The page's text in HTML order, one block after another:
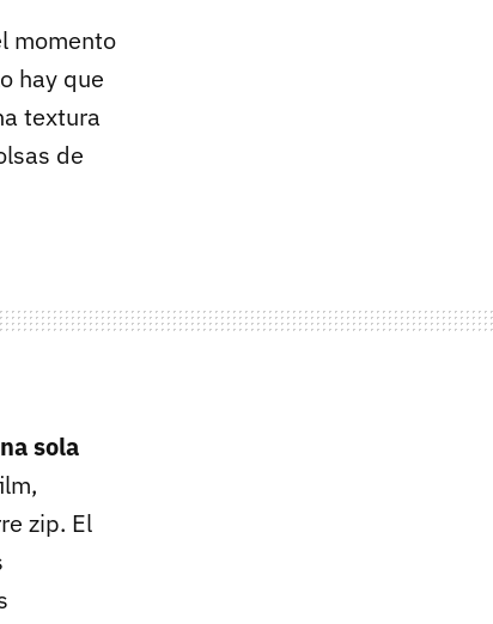
momento
hay que
textura
de
sola
zip. El